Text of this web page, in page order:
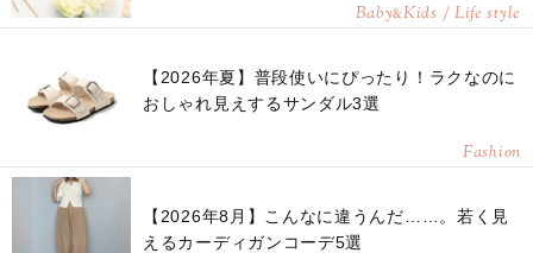
Baby&Kids / Life style
【2026年夏】普段使いにぴったり！ラクなのに
おしゃれ見えするサンダル3選
Fashion
【2026年8月】こんなに違うんだ……。若く見
えるカーディガンコーデ5選